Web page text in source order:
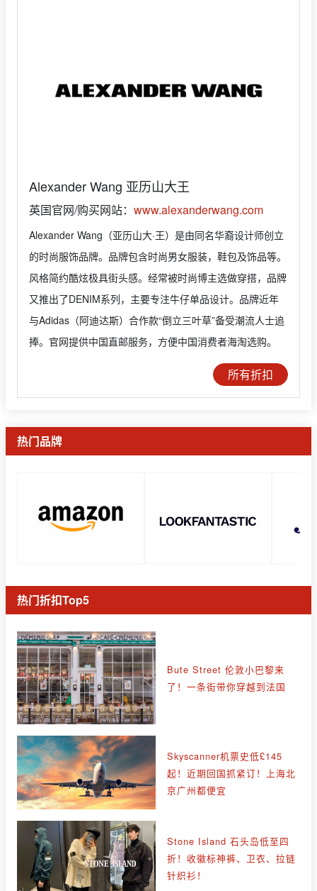
Alexander Wang 亚历山大王
英国官网/购买网站： www.alexanderwang.com
Alexander Wang（亚历山大·王）是由同名华裔设计师创立
的时尚服饰品牌。品牌包含时尚男女服装，鞋包及饰品等。
风格简约酷炫极具街头感。经常被时尚博主选做穿搭，品牌
又推出了DENIM系列，主要专注牛仔单品设计。品牌近年
与Adidas（阿迪达斯）合作款“倒立三叶草”备受潮流人士追
捧。官网提供中国直邮服务，方便中国消费者海淘选购。
所有折扣
热门品牌
热门折扣Top5
Bute Street 伦敦小巴黎来
了！一条街带你穿越到法国
Skyscanner机票史低£145
起！近期回国抓紧订！上海北
京广州都便宜
Stone Island 石头岛低至四
折！收徽标神裤、卫衣、拉链
针织衫！